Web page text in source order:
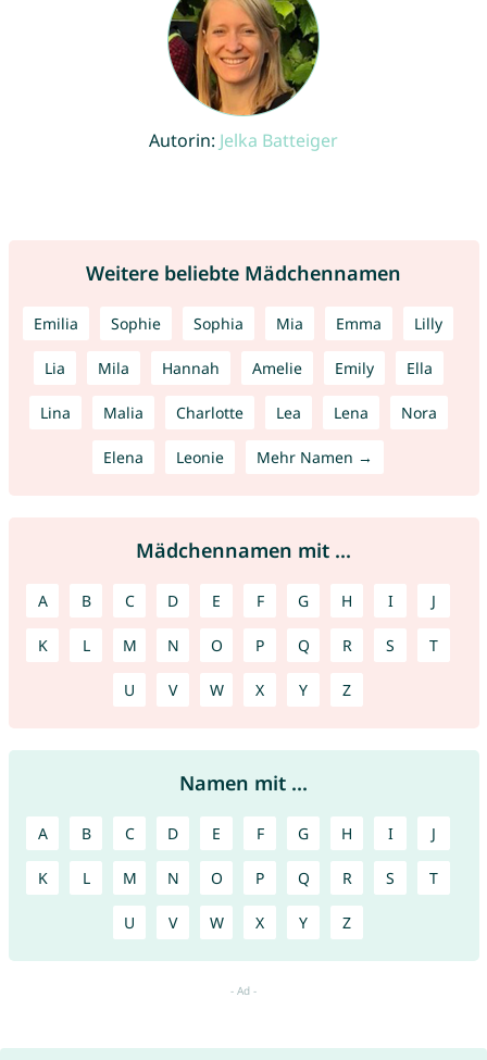
Autorin: Jelka Batteiger
Weitere beliebte Mädchennamen
Emilia Sophie Sophia Mia Emma Lilly
Lia Mila Hannah Amelie Emily Ella
Lina Malia Charlotte Lea Lena Nora
Elena Leonie Mehr Namen →
Mädchennamen mit ...
A B C D E F G H I J
K L M N O P Q R S T
U V W X Y Z
Namen mit ...
A B C D E F G H I J
K L M N O P Q R S T
U V W X Y Z